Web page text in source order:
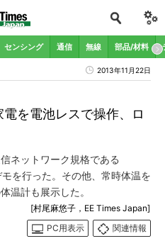
センシング 通信 無線 部品/材料
2013年11月22日
を電池レスで操作、ロ
ネットワーク規格である
を行った。その他、常時体温を
温計も展示した。
[村尾麻悠子，EE Times Japan]
PC用表示
関連情報